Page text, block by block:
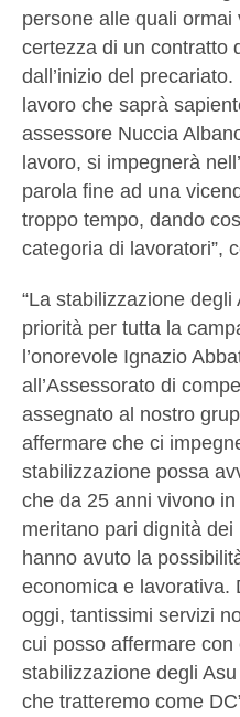
persone alle quali
certezza di un contratto
dall’inizio del
lavoro che saprà
assessore Nuccia
lavoro, si impegnerà
parola fine ad una
troppo tempo, dando
categoria di lavoratori”,
“La stabilizzazione
priorità per tutta la
l’onorevole Ignazio
all’Assessorato di
assegnato al nostro
affermare che ci
stabilizzazione possa
che da 25 anni vivono
meritano pari dignità
hanno avuto la
economica e lavorativa.
oggi, tantissimi servizi
cui posso affermare
stabilizzazione degli
che tratteremo come